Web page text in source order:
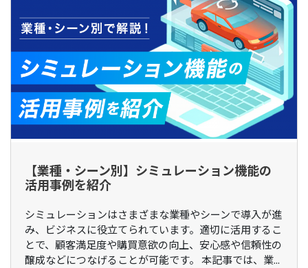
【業種・シーン別】シミュレーション機能の
活用事例を紹介
シミュレーションはさまざまな業種やシーンで導入が進
み、ビジネスに役立てられています。適切に活用するこ
とで、顧客満足度や購買意欲の向上、安心感や信頼性の
醸成などにつなげることが可能です。 本記事では、業...